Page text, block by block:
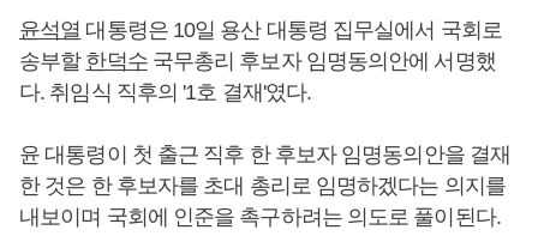
윤석열 대통령은 10일 용산 대통령 집무실에서 국회로
송부할 한덕수국무총리 후보자 임명동의안에 서명했
다. 취임식 직후의 '1호 결재'였다.
윤 대통령이 첫 출근 직후 한 후보자 임명동의안을 결재
한 것은 한 후보자를 초대 총리로 임명하겠다는 의지를
내보이며 국회에 인준을 촉구하려는 의도로 풀이된다.